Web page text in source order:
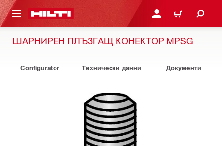
СЪДЪРЖАНИЕ ВЛЕЗ ИЛИ СЕ
КОЛИЧКА
ШАРНИРЕН ПЛЪЗГАЩ КОНЕКТОР MPSG
Configurator Технически данни Документи